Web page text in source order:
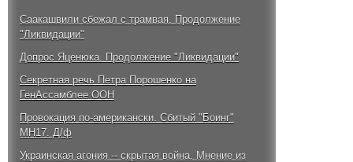
Саакашвили сбежал с трамвая. Продолжение
"Ликвидации"
Допрос Яценюка. Продолжение "Ликвидации"
Секретная речь Петра Порошенко на
ГенАссамблее ООН
Провокация по-американски. Сбитый "Боинг"
MH17. Д/ф
Украинская агония -- скрытая война. Мнение из